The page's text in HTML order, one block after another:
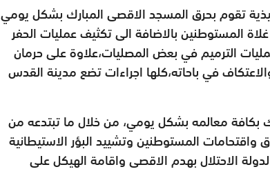
تقوم بحرق المسجد الاقصى المبارك بشكل يومي
المستوطنين بالاضافة الى تكثيف عمليات الحفر
الترميم في بعض المصليات،علاوة على حرمان
في باحاته،كلها اجراءات تضع مدينة القدس
بكافة معالمه بشكل يومي، من خلال ما تبتدعه من
واقتحامات المستوطنين وتشييد البؤر الاستيطانية
الاحتلال بهدم الاقصى واقامة الهيكل على